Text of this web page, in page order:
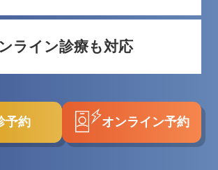
ライン診療も対応
予約 オンライン予約